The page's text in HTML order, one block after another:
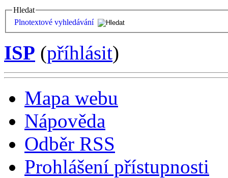
Hledat
Plnotextové vyhledávání
ISP (příhlásit)
Mapa webu
Nápověda
Odběr RSS
Prohlášení přístupnosti